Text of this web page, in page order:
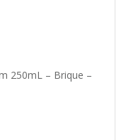
250mL – Brique –